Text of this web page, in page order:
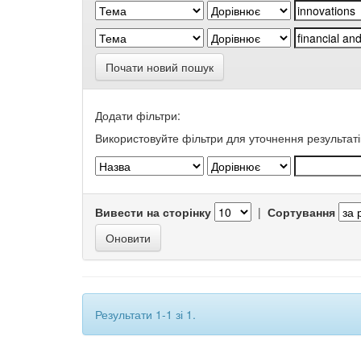
Почати новий пошук
Додати фільтри:
Використовуйте фільтри для уточнення
Вивести на сторінку | Сортування
Результати 1-1 зі 1.